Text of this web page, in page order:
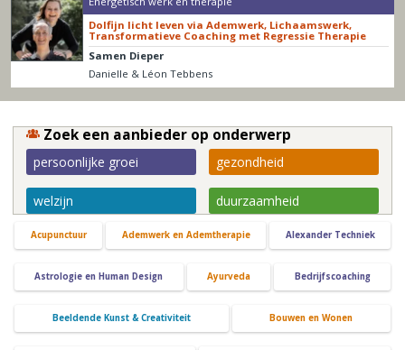
Dolfijn licht leven via Ademwerk, Lichaamswerk,
Transformatieve Coaching met Regressie Therapie
Samen Dieper
Danielle & Léon Tebbens
Zoek een aanbieder op onderwerp
persoonlijke groei gezondheid
welzijn duurzaamheid
Acupunctuur Ademwerk en Ademtherapie Alexander Techniek
Astrologie en Human Design Ayurveda Bedrijfscoaching
Beeldende Kunst & Creativiteit Bouwen en Wonen